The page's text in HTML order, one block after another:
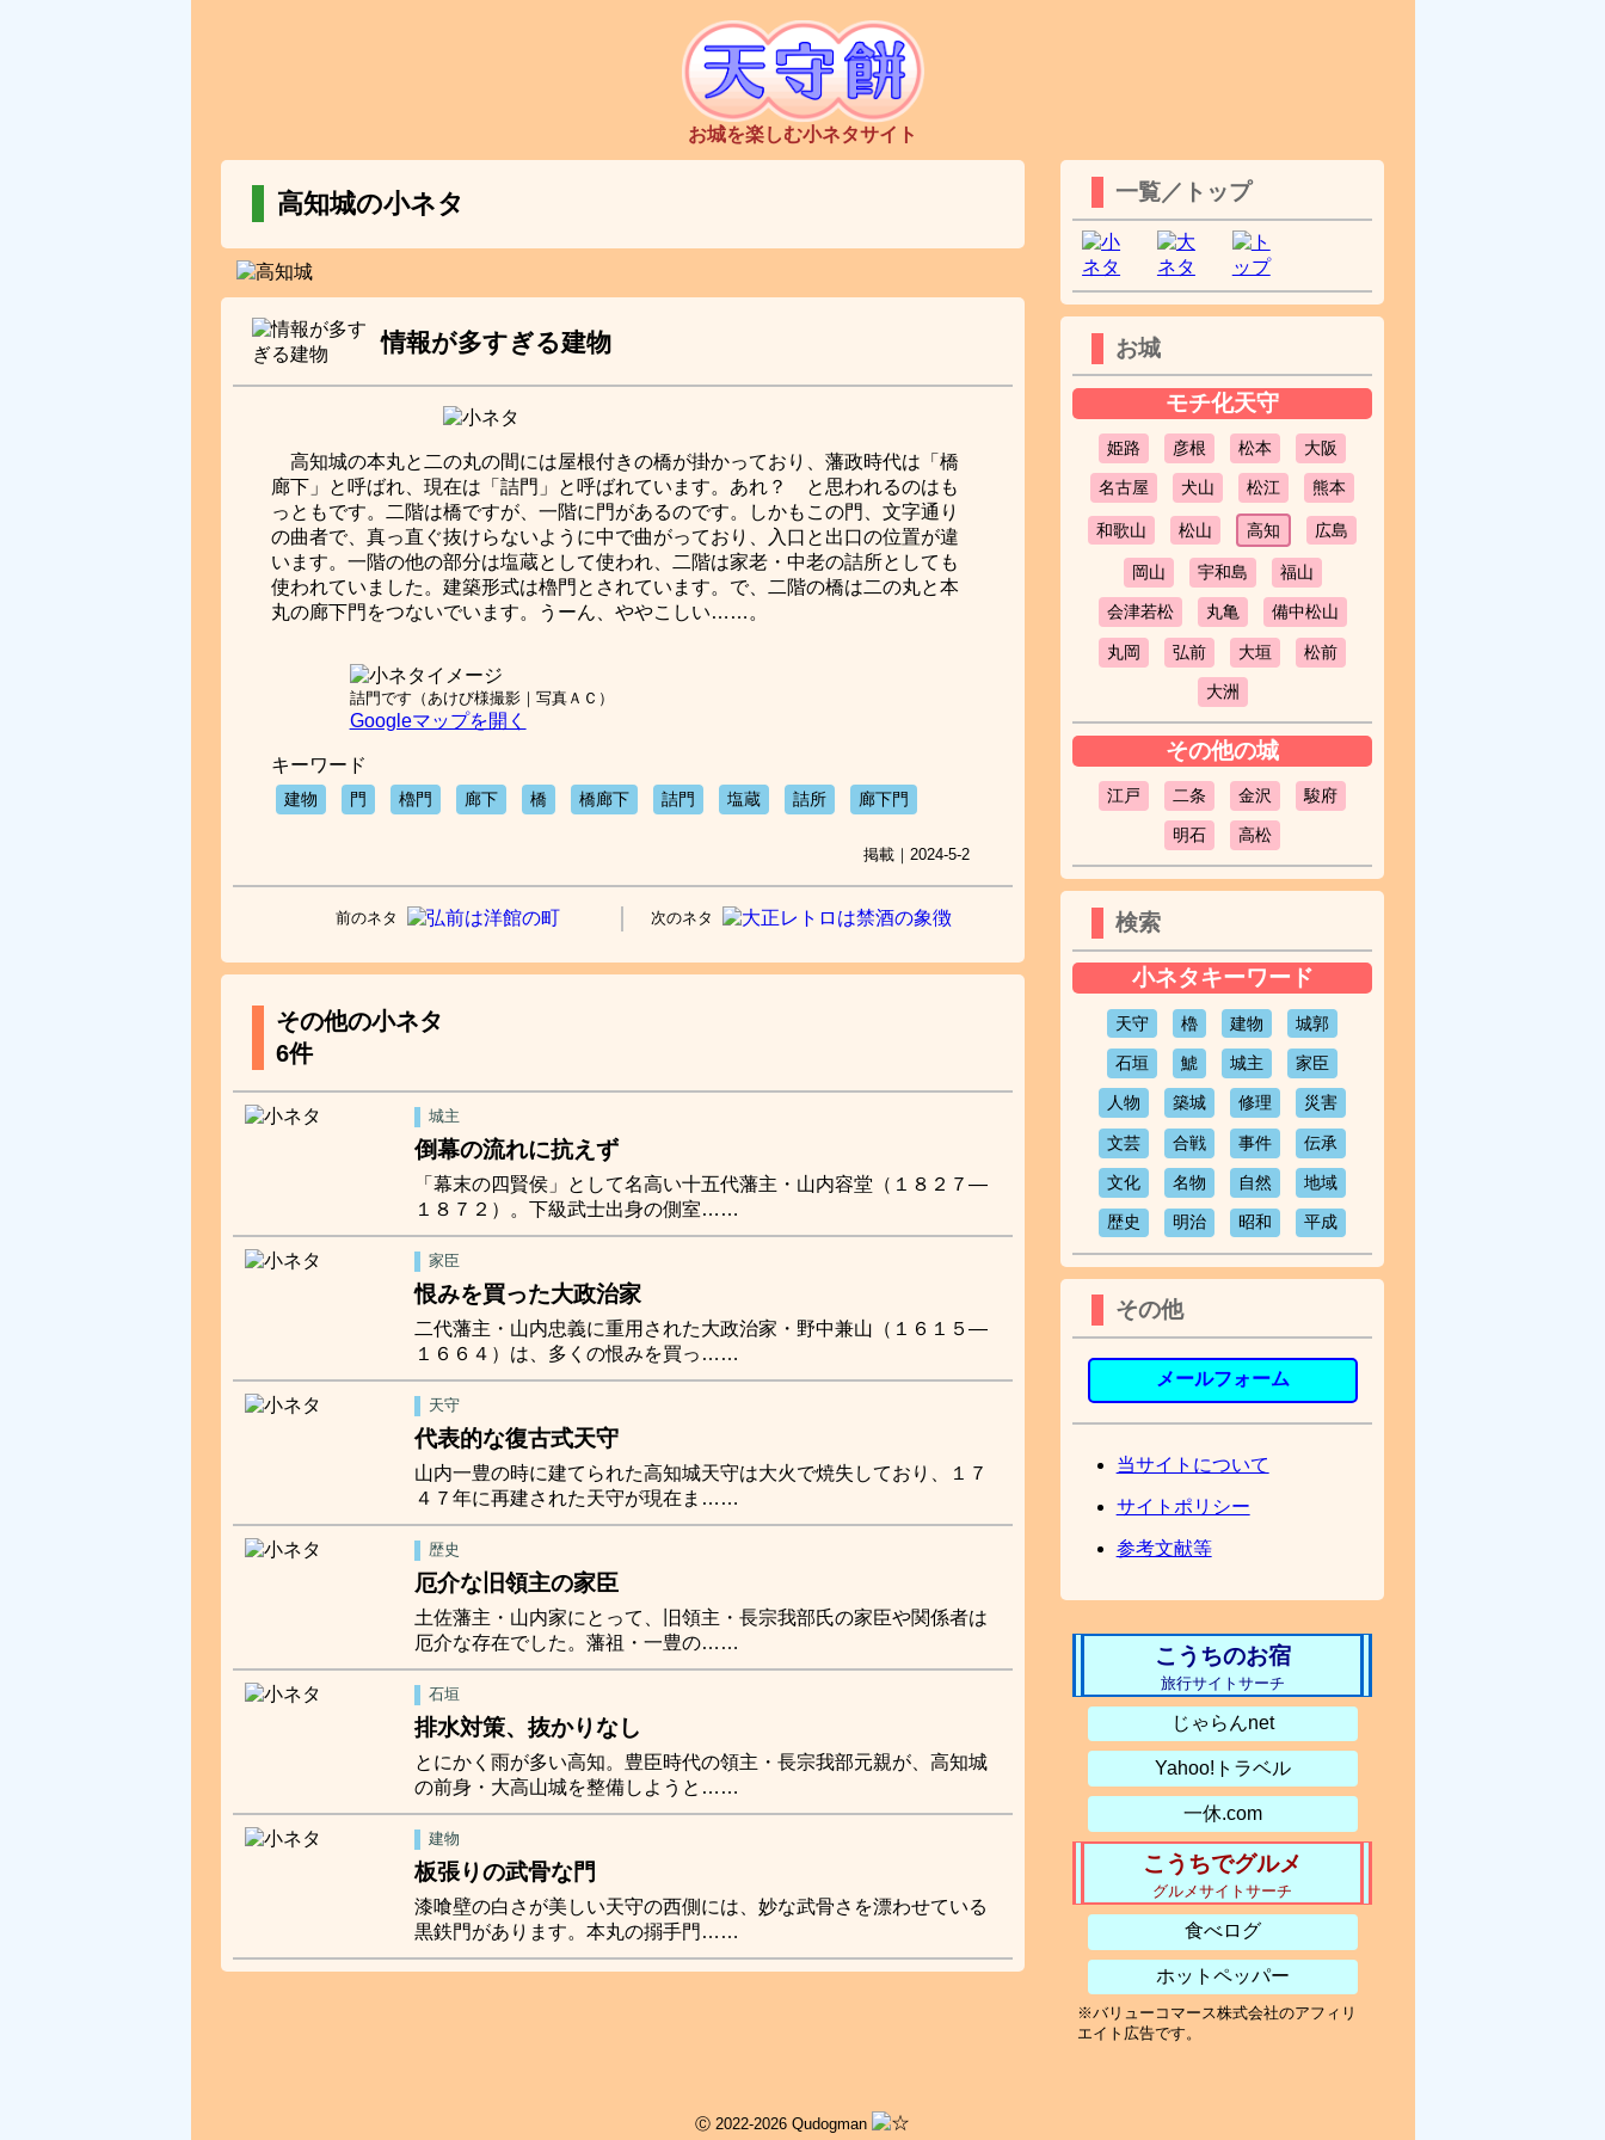
お城を楽しむ小ネタサイト
高知城の小ネタ
情報が多すぎる建物
高知城の本丸と二の丸の間には屋根付きの橋が掛かっており、藩政時代は「橋
廊下」と呼ばれ、現在は「詰門」と呼ばれています。あれ？ と思われるのはも
っともです。二階は橋ですが、一階に門があるのです。しかもこの門、文字通り
の曲者で、真っ直ぐ抜けらないように中で曲がっており、入口と出口の位置が違
います。一階の他の部分は塩蔵として使われ、二階は家老・中老の詰所としても
使われていました。建築形式は櫓門とされています。で、二階の橋は二の丸と本
丸の廊下門をつないでいます。うーん、ややこしい……。
詰門です（あけび様撮影｜写真ＡＣ）
Googleマップを開く
キーワード
建物 門 櫓門 廊下 橋 橋廊下 詰門 塩蔵 詰所 廊下門
掲載｜2024-5-2
前のネタ 次のネタ
その他の小ネタ
6件
城主
倒幕の流れに抗えず
「幕末の四賢侯」として名高い十五代藩主・山内容堂（１８２７―
１８７２）。下級武士出身の側室……
家臣
恨みを買った大政治家
二代藩主・山内忠義に重用された大政治家・野中兼山（１６１５―
１６６４）は、多くの恨みを買っ……
天守
代表的な復古式天守
山内一豊の時に建てられた高知城天守は大火で焼失しており、１７
４７年に再建された天守が現在ま……
歴史
厄介な旧領主の家臣
土佐藩主・山内家にとって、旧領主・長宗我部氏の家臣や関係者は
厄介な存在でした。藩祖・一豊の……
石垣
排水対策、抜かりなし
とにかく雨が多い高知。豊臣時代の領主・長宗我部元親が、高知城
の前身・大高山城を整備しようと……
建物
板張りの武骨な門
漆喰壁の白さが美しい天守の西側には、妙な武骨さを漂わせている
黒鉄門があります。本丸の搦手門……
一覧／トップ
お城
モチ化天守
姫路 彦根 松本 大阪
名古屋 犬山 松江 熊本
和歌山 松山 高知 広島
岡山 宇和島 福山
会津若松 丸亀 備中松山
丸岡 弘前 大垣 松前
大洲
その他の城
江戸 二条 金沢 駿府
明石 高松
検索
小ネタキーワード
天守 櫓 建物 城郭
石垣 鯱 城主 家臣
人物 築城 修理 災害
文芸 合戦 事件 伝承
文化 名物 自然 地域
歴史 明治 昭和 平成
その他
メールフォーム
当サイトについて
サイトポリシー
参考文献等
こうちのお宿
旅行サイトサーチ
じゃらんnet
Yahoo!トラベル
一休.com
こうちでグルメ
グルメサイトサーチ
食べログ
ホットペッパー
※バリューコマース株式会社のアフィリ
エイト広告です。
Ⓒ 2022-2026 Qudogman